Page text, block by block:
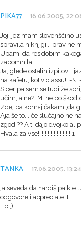
PIKA77 16.06.2005,
Joj, jez mam slovenščino
spravila h knjigi... prav ne
Upam, da res dobim
zapomnila!
Ja, glede ostalih izpitov...
na kafetu, kot v classu! :-\
Sicer pa sem se tudi že
učim, a ne?! Mi ne bo
Zdej pa komaj čakam ,da
Aja še to... če slučajno ne
zgodi?? A ti dajo dvojko al
Hvala za vse!!!!!!!!!!!!!!!!!!!!!!!1
TANKA 17.06.2005, 13:24
ja seveda da nardiš.pa kle
odgovore,i appreciate it.
Lp ;)